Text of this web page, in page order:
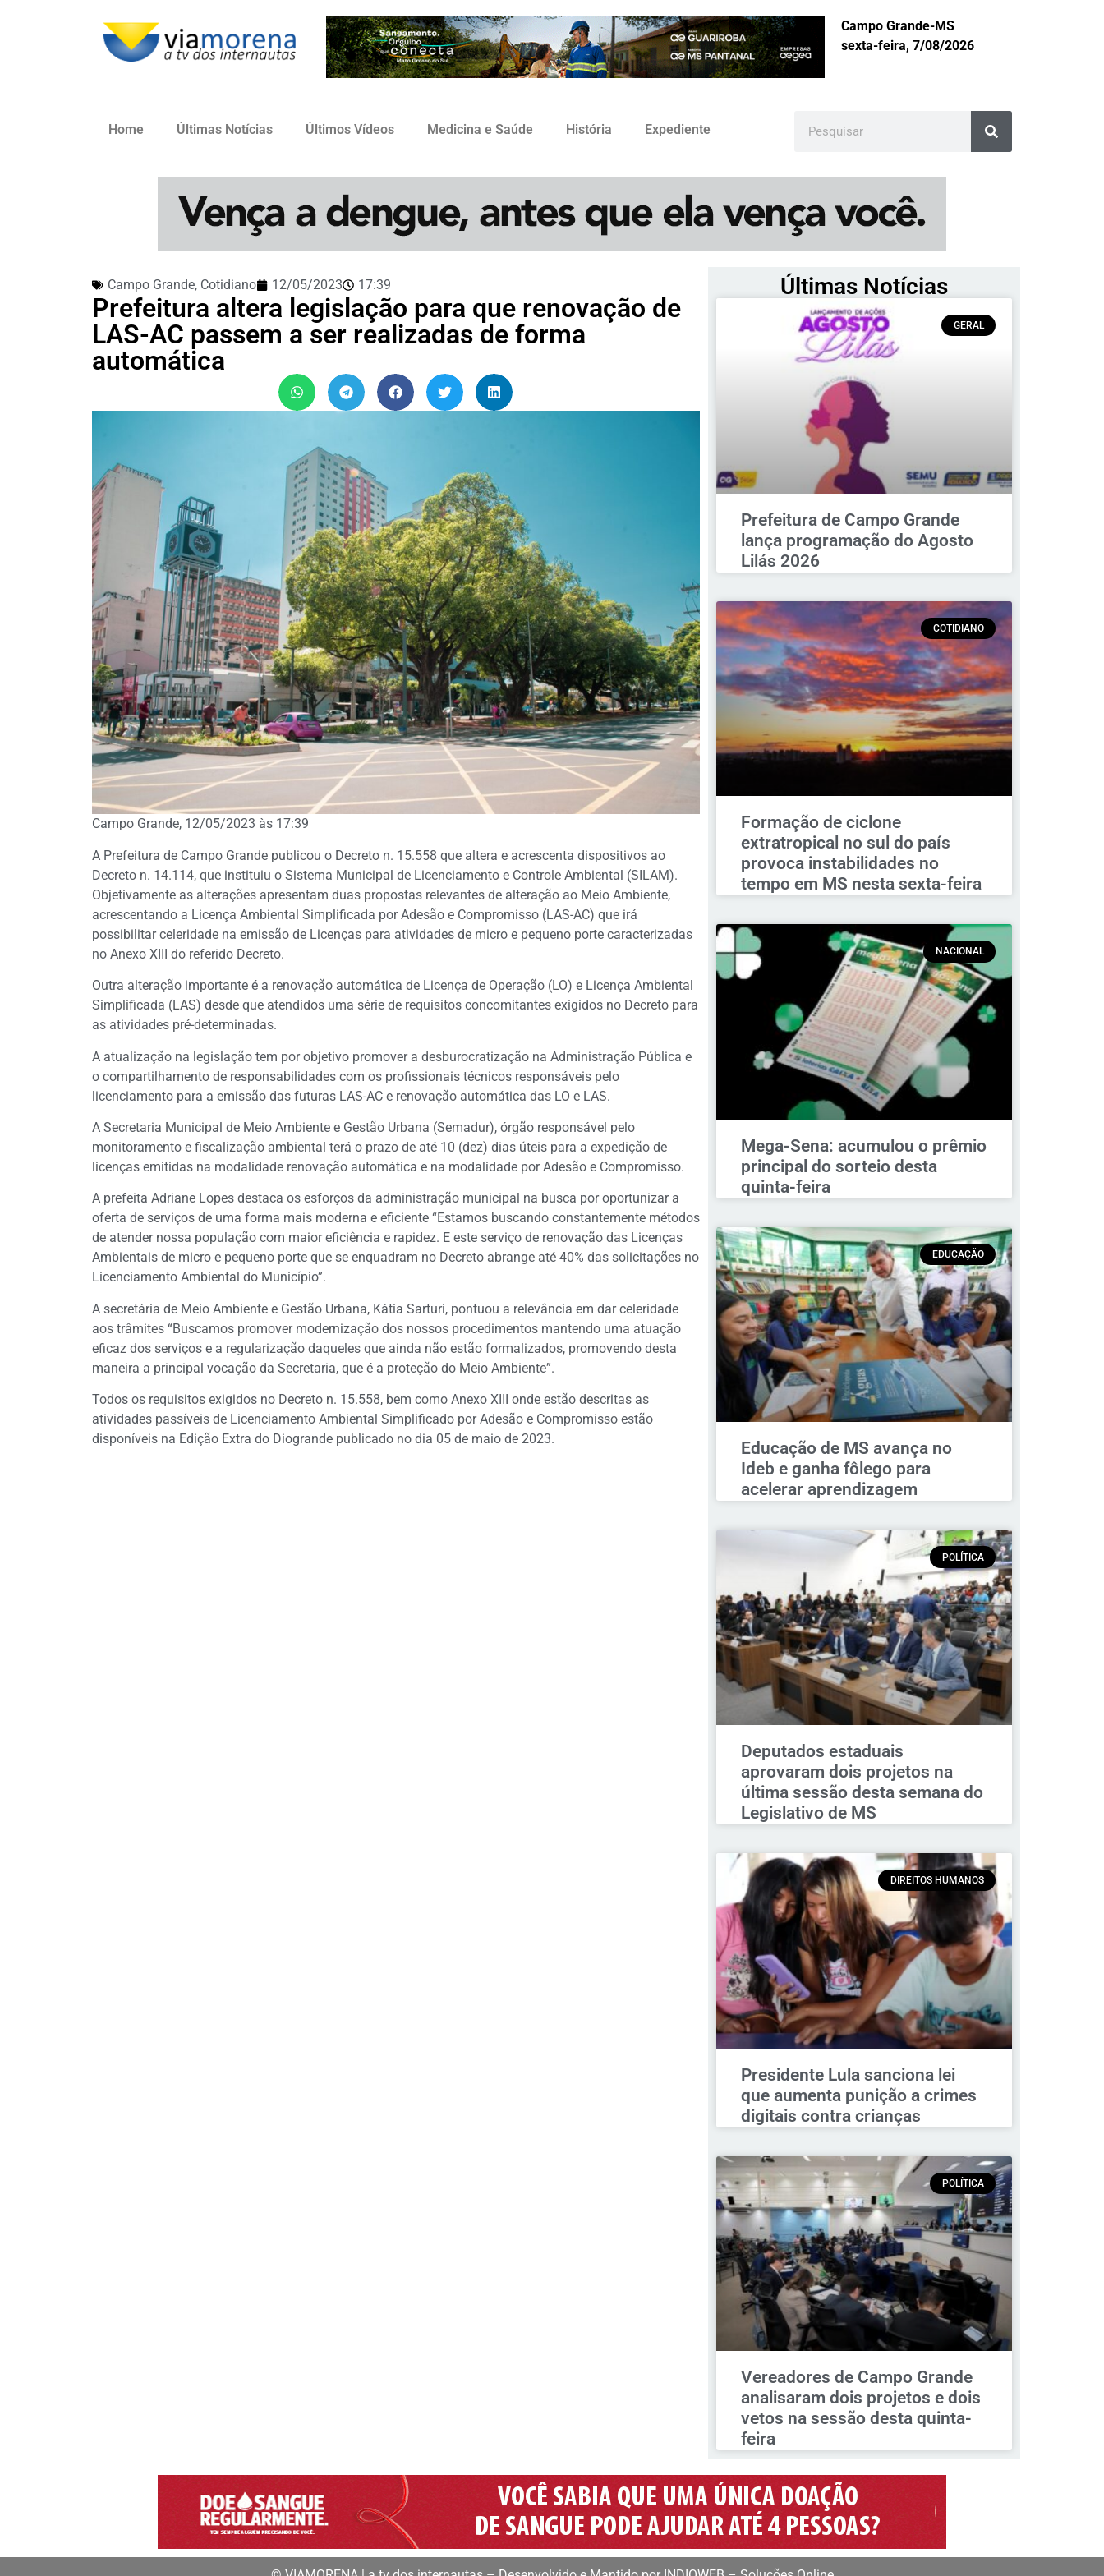
Campo Grande-MS
sexta-feira, 7/08/2026
Home Últimas Notícias Últimos Vídeos Medicina e Saúde História Expediente
Campo Grande, Cotidiano 12/05/2023 17:39
Prefeitura altera legislação para que renovação de
LAS-AC passem a ser realizadas de forma
automática
Campo Grande, 12/05/2023 às 17:39
A Prefeitura de Campo Grande publicou o Decreto n. 15.558 que altera e acrescenta dispositivos ao
Decreto n. 14.114, que instituiu o Sistema Municipal de Licenciamento e Controle Ambiental (SILAM).
Objetivamente as alterações apresentam duas propostas relevantes de alteração ao Meio Ambiente,
acrescentando a Licença Ambiental Simplificada por Adesão e Compromisso (LAS-AC) que irá
possibilitar celeridade na emissão de Licenças para atividades de micro e pequeno porte caracterizadas
no Anexo XIII do referido Decreto.
Outra alteração importante é a renovação automática de Licença de Operação (LO) e Licença Ambiental
Simplificada (LAS) desde que atendidos uma série de requisitos concomitantes exigidos no Decreto para
as atividades pré-determinadas.
A atualização na legislação tem por objetivo promover a desburocratização na Administração Pública e
o compartilhamento de responsabilidades com os profissionais técnicos responsáveis pelo
licenciamento para a emissão das futuras LAS-AC e renovação automática das LO e LAS.
A Secretaria Municipal de Meio Ambiente e Gestão Urbana (Semadur), órgão responsável pelo
monitoramento e fiscalização ambiental terá o prazo de até 10 (dez) dias úteis para a expedição de
licenças emitidas na modalidade renovação automática e na modalidade por Adesão e Compromisso.
A prefeita Adriane Lopes destaca os esforços da administração municipal na busca por oportunizar a
oferta de serviços de uma forma mais moderna e eficiente “Estamos buscando constantemente métodos
de atender nossa população com maior eficiência e rapidez. E este serviço de renovação das Licenças
Ambientais de micro e pequeno porte que se enquadram no Decreto abrange até 40% das solicitações no
Licenciamento Ambiental do Município”.
A secretária de Meio Ambiente e Gestão Urbana, Kátia Sarturi, pontuou a relevância em dar celeridade
aos trâmites “Buscamos promover modernização dos nossos procedimentos mantendo uma atuação
eficaz dos serviços e a regularização daqueles que ainda não estão formalizados, promovendo desta
maneira a principal vocação da Secretaria, que é a proteção do Meio Ambiente”.
Todos os requisitos exigidos no Decreto n. 15.558, bem como Anexo XIII onde estão descritas as
atividades passíveis de Licenciamento Ambiental Simplificado por Adesão e Compromisso estão
disponíveis na Edição Extra do Diogrande publicado no dia 05 de maio de 2023.
Últimas Notícias
GERAL
Prefeitura de Campo Grande
lança programação do Agosto
Lilás 2026
COTIDIANO
Formação de ciclone
extratropical no sul do país
provoca instabilidades no
tempo em MS nesta sexta-feira
NACIONAL
Mega-Sena: acumulou o prêmio
principal do sorteio desta
quinta-feira
EDUCAÇÃO
Educação de MS avança no
Ideb e ganha fôlego para
acelerar aprendizagem
POLÍTICA
Deputados estaduais
aprovaram dois projetos na
última sessão desta semana do
Legislativo de MS
DIREITOS HUMANOS
Presidente Lula sanciona lei
que aumenta punição a crimes
digitais contra crianças
POLÍTICA
Vereadores de Campo Grande
analisaram dois projetos e dois
vetos na sessão desta quinta-
feira